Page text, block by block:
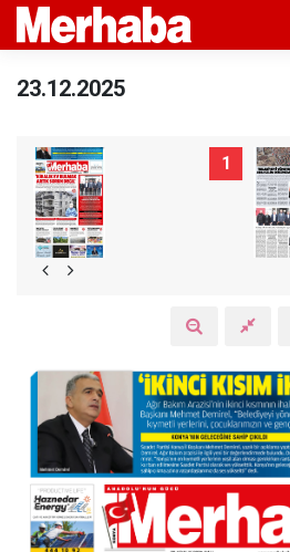
23.12.2025
1